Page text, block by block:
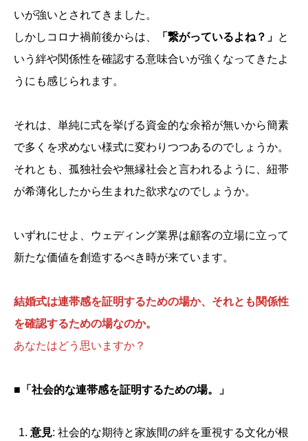
いが強いとされてきました。
しかしコロナ禍前後からは、
「繋がっているよね？」 と
いう絆や関係性を確認する意味合いが強くなってきたよ
うにも感じられます。
それは、単純に式を挙げる資金的な余裕が無いから簡素
で多くを求めない様式に変わりつつあるのでしょうか。
それとも、孤独社会や無縁社会と言われるように、紐帯
が希薄化したから生まれた欲求なのでしょうか。
いずれにせよ、ウェディング業界は顧客の立場に立って
新たな価値を創造するべき時が来ています。
結婚式は連帯感を証明するための場か、それとも関係性
を確認するための場なのか。
あなたはどう思いますか？
■ 「社会的な連帯感を証明するための場。」
意見: 社会的な期待と家族間の絆を重視する文化が根